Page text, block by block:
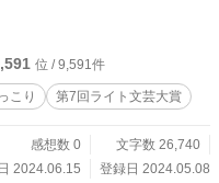
位 / 9,591件
こり 第7回ライト文芸大賞
感想数 0
文字数 26,740
2024.06.15
登録日 2024.05.08